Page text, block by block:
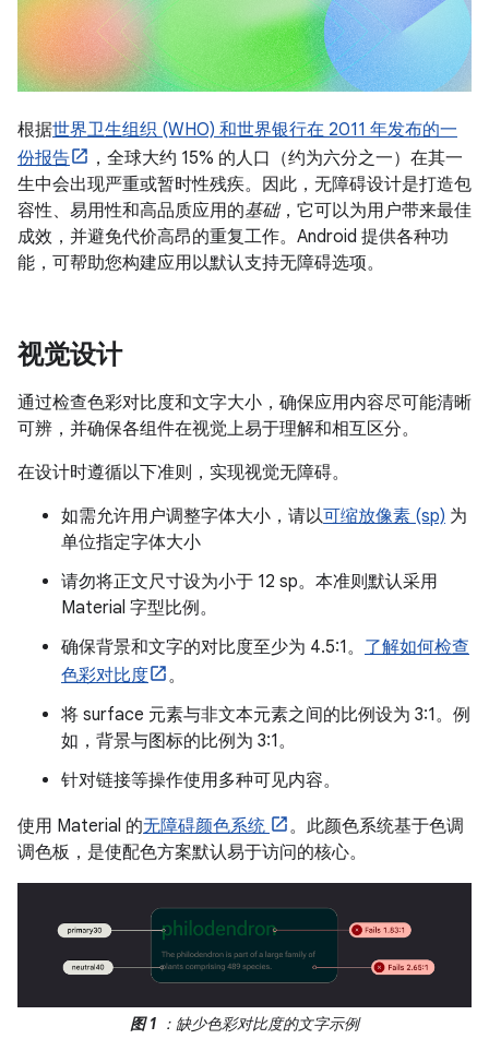
根据世界卫生组织 (WHO) 和世界银行在 2011 年发布的一
份报告
，全球大约 15% 的人口（约为六分之一）在其一
生中会出现严重或暂时性残疾。因此，无障碍设计是打造包
容性、易用性和高品质应用的基础，它可以为用户带来最佳
成效，并避免代价高昂的重复工作。Android 提供各种功
能，可帮助您构建应用以默认支持无障碍选项。
视觉设计
通过检查色彩对比度和文字大小，确保应用内容尽可能清晰
可辨，并确保各组件在视觉上易于理解和相互区分。
在设计时遵循以下准则，实现视觉无障碍。
如需允许用户调整字体大小，请以可缩放像素 (sp) 为
单位指定字体大小
请勿将正文尺寸设为小于 12 sp。本准则默认采用
Material 字型比例。
确保背景和文字的对比度至少为 4.5:1。 了解如何检查
色彩对比度
。
将 surface 元素与非文本元素之间的比例设为 3:1。例
如，背景与图标的比例为 3:1。
针对链接等操作使用多种可见内容。
使用 Material 的无障碍颜色系统
。此颜色系统基于色调
调色板，是使配色方案默认易于访问的核心。
图 1 ：缺少色彩对比度的文字示例